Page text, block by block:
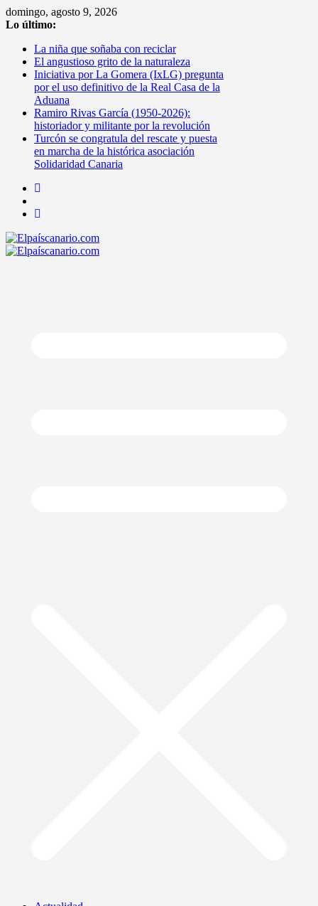
Saltar
al
domingo, agosto 9, 2026
Lo último:
La niña que soñaba con reciclar
El angustioso grito de la naturaleza
Iniciativa por La Gomera (IxLG) pregunta
por el uso definitivo de la Real Casa de la
Aduana
Ramiro Rivas García (1950-2026):
historiador y militante por la revolución
Turcón se congratula del rescate y puesta
en marcha de la histórica asociación
Solidaridad Canaria